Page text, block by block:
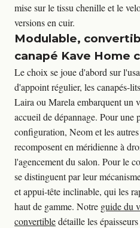
mise sur le tissu chenille et le
versions en cuir.
Modulable,
canapé Kave Home
Le choix se joue d'abord sur
d'appoint régulier, les canapés-
Laira ou Marela embarquent un
accueil de dépannage. Pour une
configuration, Neom et les
recomposent en méridienne à
l'agencement du salon. Pour le
se distinguent par leur
et appui-tête inclinable, qui les
haut de gamme. Notre guide du
convertible détaille les